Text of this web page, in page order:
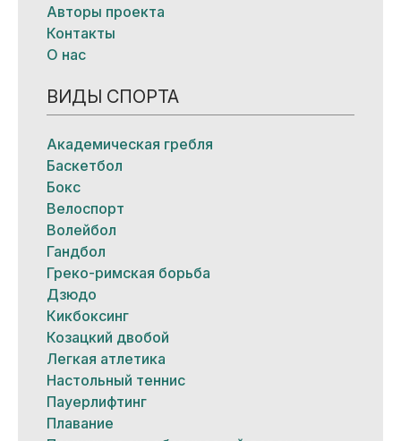
Авторы проекта
Контакты
О нас
ВИДЫ СПОРТА
Академическая гребля
Баскетбол
Бокс
Велоспорт
Волейбол
Гандбол
Греко-римская борьба
Дзюдо
Кикбоксинг
Козацкий двобой
Легкая атлетика
Настольный теннис
Пауерлифтинг
Плавание